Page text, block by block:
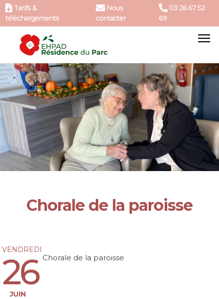
Tarifs &
téléchargements
Nous
contacter
03 26 67 52
69
Chorale de la paroisse
VENDREDI
26
JUIN
Chorale de la paroisse